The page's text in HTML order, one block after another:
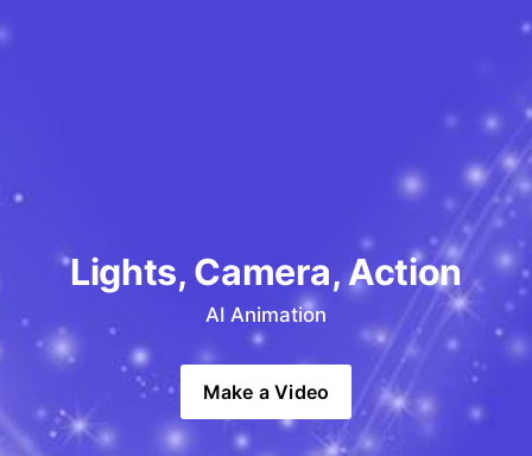
Lights, Camera, Action
AI Animation
Make a Video